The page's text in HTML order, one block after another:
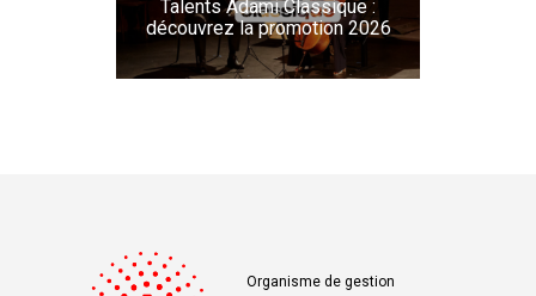
Talents Adami Classique :
découvrez la promotion 2026
Organisme de gestion